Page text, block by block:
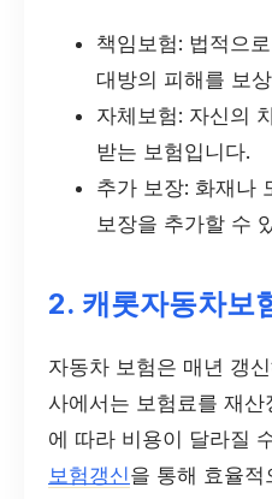
책임보험: 법적으
대방의 피해를 보
자체보험: 자신의
받는 보험입니다.
추가 보장: 화재나
보장을 추가할 수
2. 캐롯자동차보
자동차 보험은 매년 갱
사에서는 보험료를 재
에 따라 비용이 달라질
보험갱신을 통해 효율